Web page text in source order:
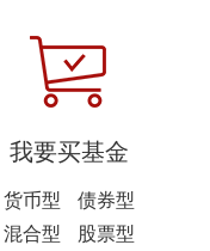
我要买基金
货币型
债券型
混合型
股票型